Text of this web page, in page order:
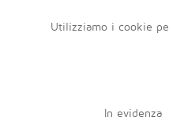
Utilizziamo i cookie
In evidenza